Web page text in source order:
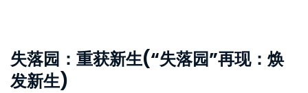
失落园：重获新生(“失落园”再现：焕
发新生)